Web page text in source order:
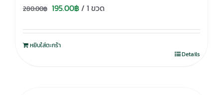
280.00฿ Original
was:
280.00฿.
195.00฿Current
is:
/ 1 ขวด
หยิบใส่ตะกร้า
Details